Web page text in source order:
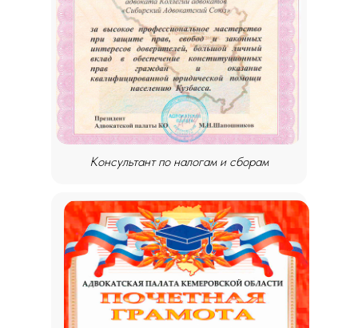
Консультант по налогам и сборам